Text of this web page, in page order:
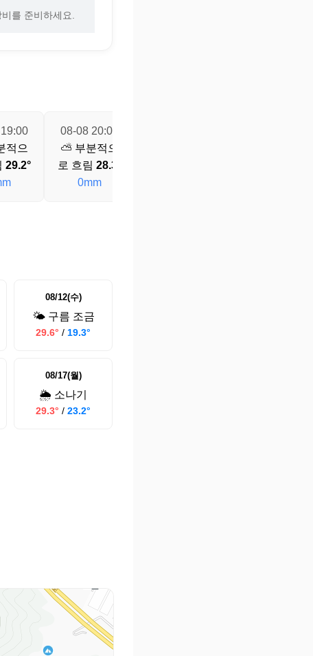
를 준비하세요.
적으
29.2°
08-08 20:00
⛅ 부분적으
로 흐림 28.3°
0mm
08/12(수)
🌤️ 구름 조금
29.6° / 19.3°
08/17(월)
🌦️ 소나기
29.3° / 23.2°